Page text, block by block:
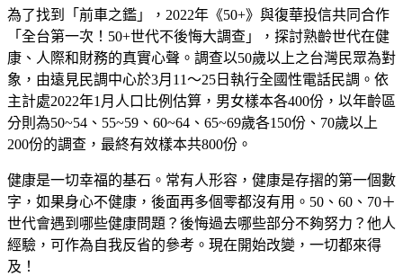
為了找到「前車之鑑」，2022年《50+》與復華投信共同合作
「全台第一次！50+世代不後悔大調查」，探討熟齡世代在健
康、人際和財務的真實心聲。調查以50歲以上之台灣民眾為對
象，由遠見民調中心於3月11～25日執行全國性電話民調。依
主計處2022年1月人口比例估算，男女樣本各400份，以年齡區
分則為50~54、55~59、60~64、65~69歲各150份、70歲以上
200份的調查，最終有效樣本共800份。
健康是一切幸福的基石。常有人形容，健康是存摺的第一個數
字，如果身心不健康，後面再多個零都沒有用。50、60、70＋
世代會遇到哪些健康問題？後悔過去哪些部分不夠努力？他人
經驗，可作為自我反省的參考。現在開始改變，一切都來得
及！